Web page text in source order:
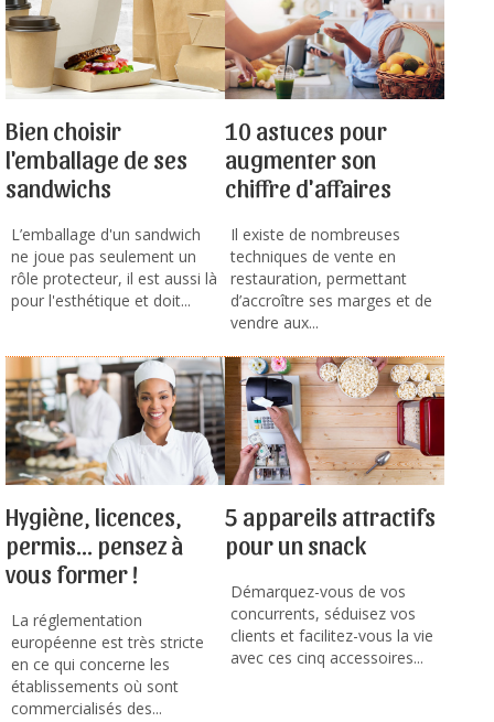
Bien choisir
l'emballage de ses
sandwichs
L’emballage d'un sandwich
ne joue pas seulement un
rôle protecteur, il est aussi là
pour l'esthétique et doit...
10 astuces pour
augmenter son
chiffre d'affaires
Il existe de nombreuses
techniques de vente en
restauration, permettant
d’accroître ses marges et de
vendre aux...
Hygiène, licences,
permis... pensez à
vous former !
La réglementation
européenne est très stricte
en ce qui concerne les
établissements où sont
commercialisés des...
5 appareils attractifs
pour un snack
Démarquez-vous de vos
concurrents, séduisez vos
clients et facilitez-vous la vie
avec ces cinq accessoires...